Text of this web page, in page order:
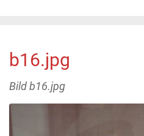
b16.jpg
Bild b16.jpg